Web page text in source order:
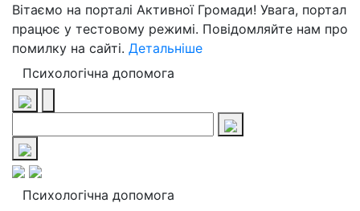
Вітаємо на порталі Активної Громади! Увага, портал
працює у тестовому режимі. Повідомляйте нам про
помилку на сайті. Детальніше
Психологічна допомога
Психологічна допомога